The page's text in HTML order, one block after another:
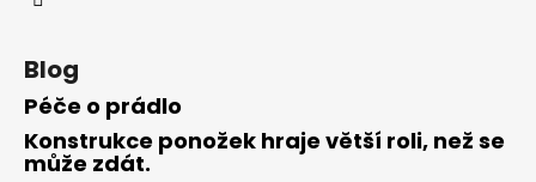
Blog
Péče o prádlo
Konstrukce ponožek hraje větší roli, než se
může zdát.